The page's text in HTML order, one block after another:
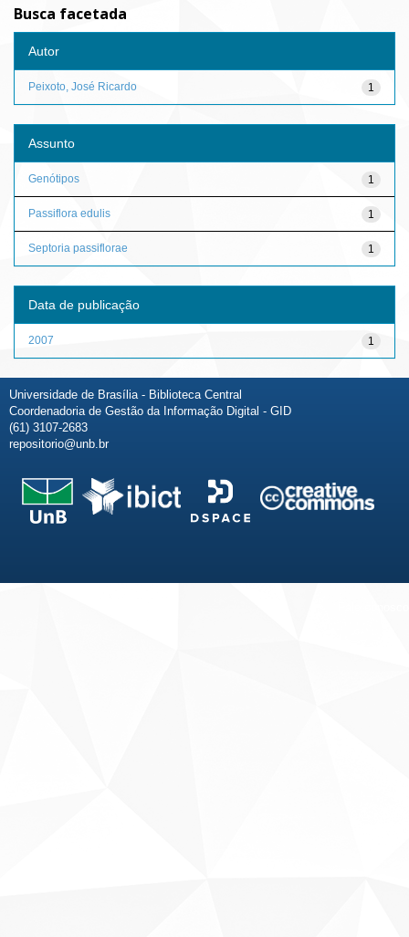
Busca facetada
Autor
1
Peixoto, José Ricardo
Assunto
1
Genótipos
1
Passiflora edulis
1
Septoria passiflorae
Data de publicação
1
2007
Universidade de Brasília - Biblioteca Central
Coordenadoria de Gestão da Informação Digital - GID
(61) 3107-2683
repositorio@unb.br